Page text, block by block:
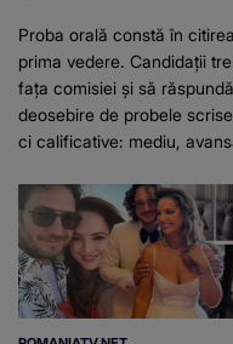
Proba orală constă în
prima vedere. Candidații
fața comisiei și să
deosebire de probele
ci calificative: mediu,